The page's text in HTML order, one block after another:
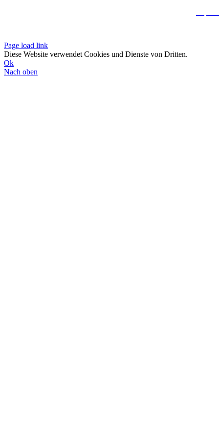
Page load link
Diese Website verwendet Cookies und Dienste von Dritten.
Ok
Nach oben